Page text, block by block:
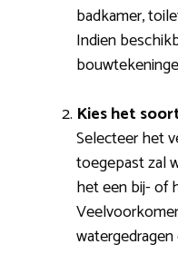
badkamer,
Indien
Kies het
Selecteer het
toegepast zal
het een bij- of